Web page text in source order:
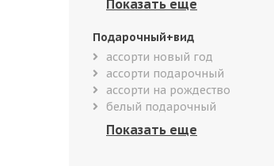
Подарочный+вид
ассорти новый год
ассорти подарочный
ассорти на рождество
белый подарочный